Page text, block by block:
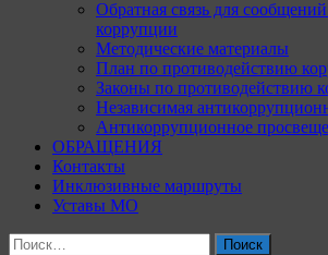
Обратная связь для
коррупции
Методические материалы
План по противодействию
Законы по противодействию
Независимая
Антикоррупционное
ОБРАЩЕНИЯ
Контакты
Инклюзивные маршруты
Уставы МО
Найти: